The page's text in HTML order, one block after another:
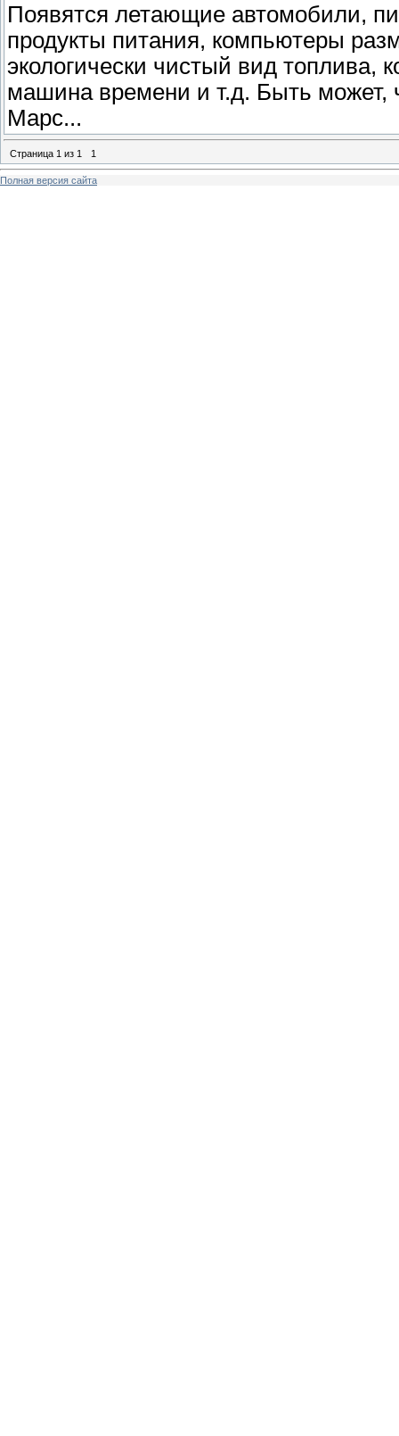
Появятся летающие автомобили,
продукты питания, компьютеры
экологически чистый вид топлива,
машина времени и т.д. Быть может,
Марс...
Страница 1 из 1 1
Полная версия сайта